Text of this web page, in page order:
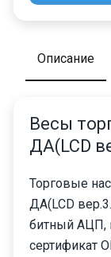
Описание
Весы
ДА(LCD
Торговые
ДА(LCD
битный АЦП,
сертификат